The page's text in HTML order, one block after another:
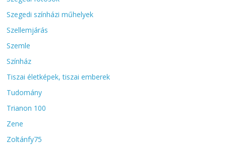
Szegedi színházi műhelyek
Szellemjárás
Szemle
Színház
Tiszai életképek, tiszai emberek
Tudomány
Trianon 100
Zene
Zoltánfy75